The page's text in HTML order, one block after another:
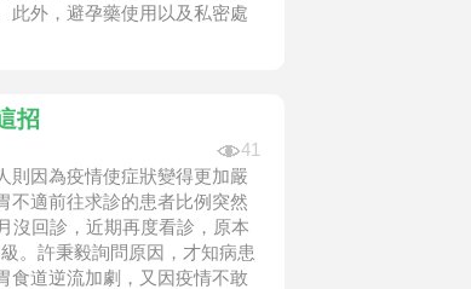
此外，避孕藥使用以及私密處
招
41
則因為疫情使症狀變得更加嚴
不適前往求診的患者比例突然
沒回診，近期再度看診，原本
。許秉毅詢問原因，才知病患
食道逆流加劇，又因疫情不敢